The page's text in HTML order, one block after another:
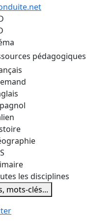
pédagogiques
les disciplines
mots-clés...